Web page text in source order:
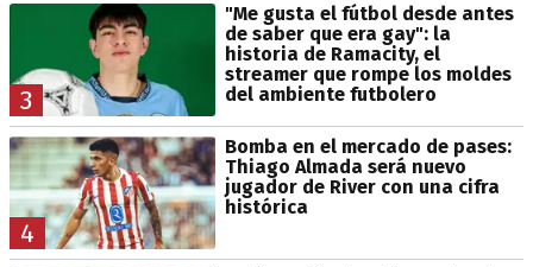
3
"Me gusta el fútbol desde antes
de saber que era gay": la
historia de Ramacity, el
streamer que rompe los moldes
del ambiente futbolero
4
Bomba en el mercado de pases:
Thiago Almada será nuevo
jugador de River con una cifra
histórica